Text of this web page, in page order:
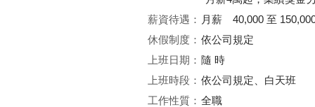
薪資待遇： 月薪 40,000 至
休假制度： 依公司規定
上班日期： 隨 時
上班時段： 依公司規定、白天班
工作性質： 全職